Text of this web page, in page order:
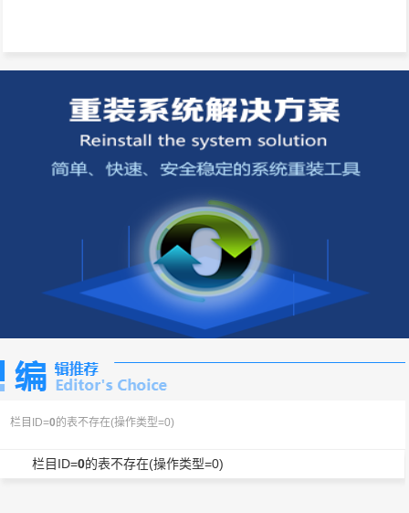
栏目ID=0的表不存在(操作类型=0)
栏目ID=0的表不存在(操作类型=0)